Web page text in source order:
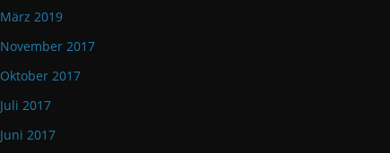
März 2019
November 2017
Oktober 2017
Juli 2017
Juni 2017